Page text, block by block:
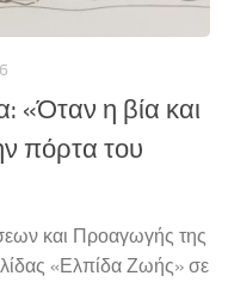
«Όταν η βία και
πόρτα του
και Προαγωγής της
«Ελπίδα Ζωής» σε